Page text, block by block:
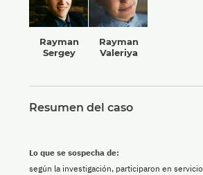
Rayman
Sergey
Rayman
Valeriya
Resumen del caso
Lo que se sospecha de:
según la investigación, participaron en